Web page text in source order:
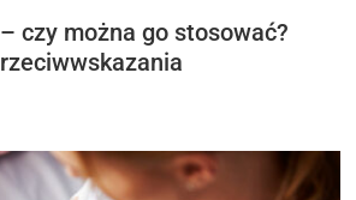
czy można go stosować?